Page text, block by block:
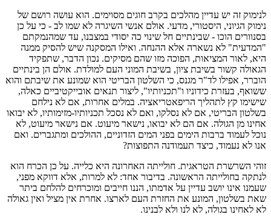
לנימוק זה יש עדיין מהלכים בקרב חוגים מסוימים. הוא עושה רושם של
נימוק הגיוני, היסטורי, מדעי. אולם אנשי השיגרה לא שמו לב - כי על כן
בסנוורים הוכו - שבינתיים חל שינוי כה יסודי במצבנו, עד שמהנמקתם
"המדעית" לא נשארה אלא ההנחה. ואילו המסקנה שיש להסיק ממנה
היא, לאור המציאות, הפוכה מזו שהם מסיקים. נכון הדבר, שתפקיד
הגאולה קשור בשיבת ציון, בשיבת המוני העם למולדת. אולם הן בינתיים
הוברר, אפילו לד"ר מגנס, כי השלטון הבריטי הוא שמונע את שיבתם והוא
ששואף, בעזרת כידוניו ו"תכניותיו", ליצור תנאים אובייקטיביים כאלה,
שישימו קץ לתהליך הריפאטריאציה. במלים אחרות, אם לא נילחם
בשלטון הבריטי, אם לא נסלקו, ואם לא נסכל תכניותיו-מזימותיו, לא יבואו
אחינו מן הגולה. אם הם לא יבואו, נישאר מיעוט. אם נישאר מיעוט, לא
נוכל לעמוד ברבות הימים בפני המים הזדוניים, ההולכים ומתגברים. ואם
אנו לא נעמוד, כיצד תעמודנה התפוצות?
זוהי השרשרת הטראגית. חולייתה האחרונה היא כלייה. על כן הכרח הוא
לנתקה בחולייתה הראשונה. בדיבור אחד: לא למרות, אלא דווקא מפני,
שעמנו אינו יושב עדיין על אדמתו, הננו חייבים ומוכרחים להלחם ביתר
שאת בשלטון, המונע את החזרת העם לארצו. אחרת אין מציל ואין גאולה
לא לאחינו בגולה, לא לנו ולא לבנינו.